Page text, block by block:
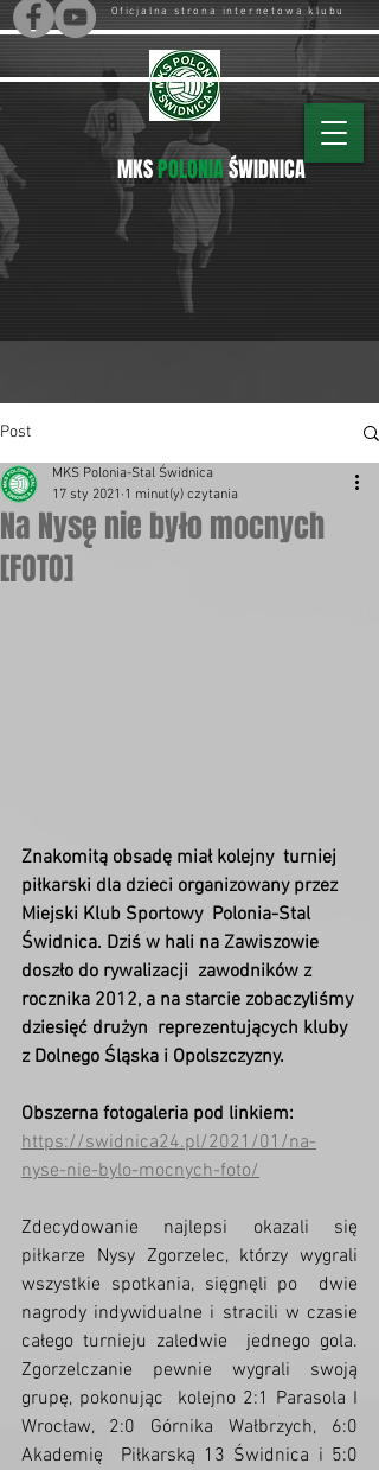
Oficjalna strona internetowa klubu
MKSPOLONIAŚWIDNICA
Post
Na Nysę nie było mocnych
[FOTO]
MKS Polonia-Stal Świdnica
17 sty 2021 1 minut(y) czytania
Znakomitą obsadę miał kolejny  turniej
piłkarski dla dzieci organizowany przez
Miejski Klub Sportowy  Polonia-Stal
Świdnica. Dziś w hali na Zawiszowie
doszło do rywalizacji  zawodników z
rocznika 2012, a na starcie zobaczyliśmy
dziesięć drużyn  reprezentujących kluby
z Dolnego Śląska i Opolszczyzny.
Obszerna fotogaleria pod linkiem:
https://swidnica24.pl/2021/01/na-
nyse-nie-bylo-mocnych-foto/
Zdecydowanie najlepsi okazali się
piłkarze Nysy Zgorzelec, którzy wygrali
wszystkie spotkania, sięgnęli po  dwie
nagrody indywidualne i stracili w czasie
całego turnieju zaledwie  jednego gola.
Zgorzelczanie pewnie wygrali swoją
grupę, pokonując  kolejno 2:1 Parasola I
Wrocław, 2:0 Górnika Wałbrzych, 6:0
Akademię  Piłkarską 13 Świdnica i 5:0